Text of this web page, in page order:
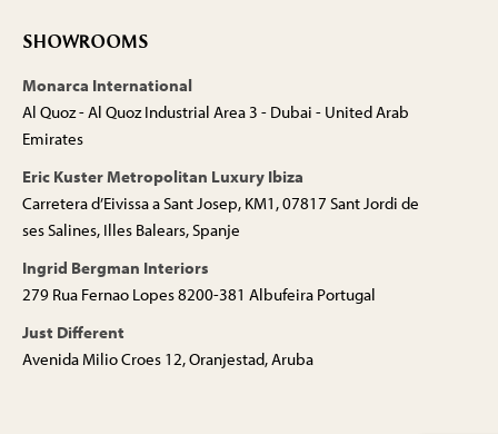
SHOWROOMS
Monarca International
Al Quoz - Al Quoz Industrial Area 3 - Dubai - United Arab
Emirates
Eric Kuster Metropolitan Luxury Ibiza
Carretera d’Eivissa a Sant Josep, KM1, 07817 Sant Jordi de
ses Salines, Illes Balears, Spanje
Ingrid Bergman Interiors
279 Rua Fernao Lopes 8200-381 Albufeira Portugal
Just Different
Avenida Milio Croes 12, Oranjestad, Aruba